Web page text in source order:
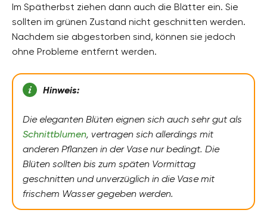
Im Spätherbst ziehen dann auch die Blätter ein. Sie
sollten im grünen Zustand nicht geschnitten werden.
Nachdem sie abgestorben sind, können sie jedoch
ohne Probleme entfernt werden.
Hinweis:
Die eleganten Blüten eignen sich auch sehr gut als
Schnittblumen, vertragen sich allerdings mit
anderen Pflanzen in der Vase nur bedingt. Die
Blüten sollten bis zum späten Vormittag
geschnitten und unverzüglich in die Vase mit
frischem Wasser gegeben werden.